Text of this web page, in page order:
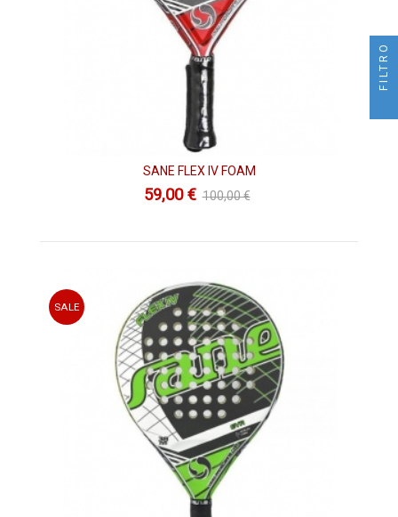
SANE FLEX IV FOAM
59,00 € 100,00 €
SALE
FILTRO